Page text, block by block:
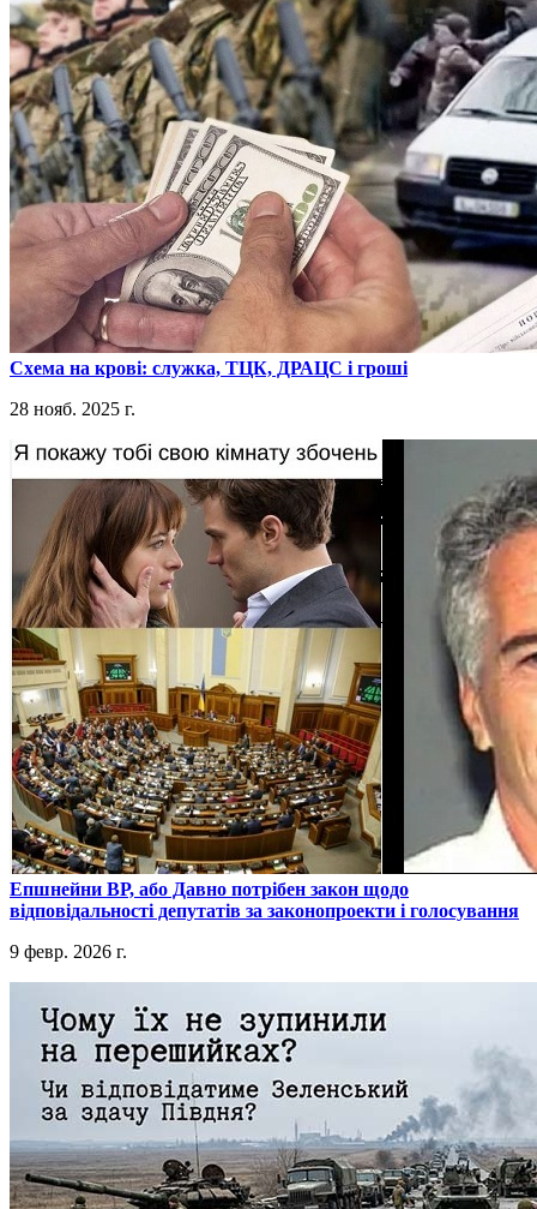
​Схема на крові: служка, ТЦК, ДРАЦС і гроші
28 нояб. 2025 г.
​Епшнейни ВР, або Давно потрібен закон щодо
відповідальності депутатів за законопроекти і голосування
9 февр. 2026 г.